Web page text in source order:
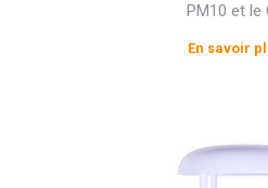
PM10 et le
En savoir